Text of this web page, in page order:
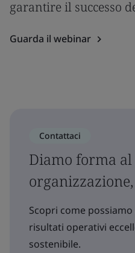
garantire il successo
Guarda il webinar
Contattaci
Diamo forma
Scopri come
risultati operativi
sostenibile.